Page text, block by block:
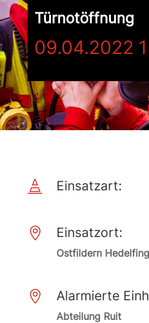
Türnotöffnung
09.04.2022
 Einsatzart:
 Einsatzort:
Ostfildern
 Alarmierte
Abteilung Ruit